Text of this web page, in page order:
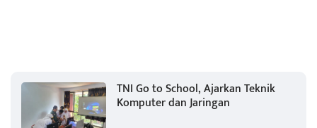
TNI Go to School, Ajarkan Teknik
Komputer dan Jaringan